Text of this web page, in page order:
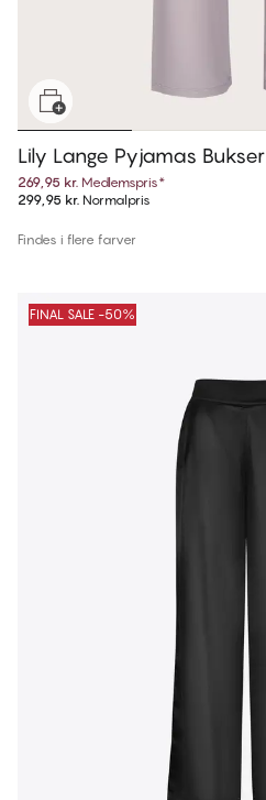
Lily Lange Pyjamas Bukser
269,95 kr. Medlemspris*
299,95 kr. Normalpris
Findes i flere farver
FINAL SALE -50%